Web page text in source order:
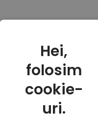
Hei,
folosim
cookie-
uri.